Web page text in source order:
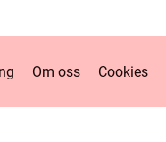
Om oss Cookies